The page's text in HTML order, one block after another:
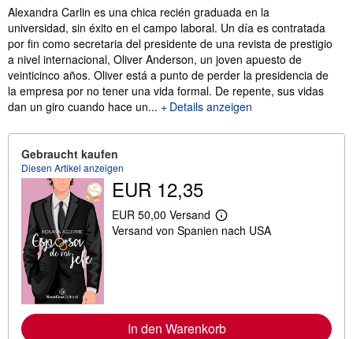
Inhaltsangabe
Alexandra Carlin es una chica recién graduada en la
universidad, sin éxito en el campo laboral. Un día es contratada
por fin como secretaria del presidente de una revista de prestigio
a nivel internacional, Oliver Anderson, un joven apuesto de
veinticinco años. Oliver está a punto de perder la presidencia de
la empresa por no tener una vida formal. De repente, sus vidas
dan un giro cuando hace un...
Details anzeigen
Gebraucht kaufen
Diesen Artikel anzeigen
EUR 12,35
EUR 50,00 Versand
W
e
n
f
Versand von Spanien nach USA
In den Warenkorb